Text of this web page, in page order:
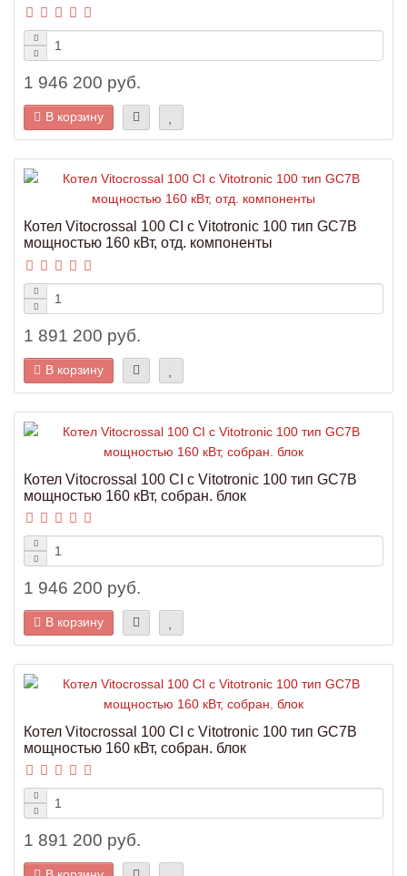
1 946 200 руб.
В корзину
Котел Vitocrossal 100 CI с Vitotronic 100 тип GC7B
мощностью 160 кВт, отд. компоненты
1 891 200 руб.
В корзину
Котел Vitocrossal 100 CI с Vitotronic 100 тип GC7B
мощностью 160 кВт, собран. блок
1 946 200 руб.
В корзину
Котел Vitocrossal 100 CI с Vitotronic 100 тип GC7B
мощностью 160 кВт, собран. блок
1 891 200 руб.